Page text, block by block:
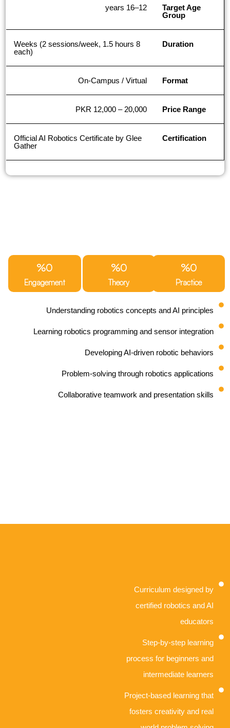
Target Age
Group
12–16 years
Duration
8 Weeks (2 sessions/week, 1.5 hours
each)
Format
On-Campus / Virtual
Price Range
PKR 12,000 – 20,000
Certification
Official AI Robotics Certificate by Glee
Gather
Practice
0
%
Theory
0
%
Engagement
0
%
Understanding robotics concepts and AI principles
Learning robotics programming and sensor integration
Developing AI-driven robotic behaviors
Problem-solving through robotics applications
Collaborative teamwork and presentation skills
Curriculum designed by
certified robotics and AI
educators
Step-by-step learning
process for beginners and
intermediate learners
Project-based learning that
fosters creativity and real